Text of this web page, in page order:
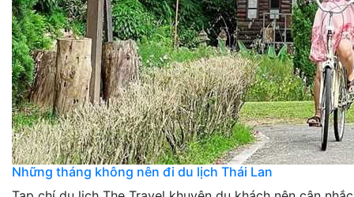
Những tháng không nên đi du lịch Thái Lan